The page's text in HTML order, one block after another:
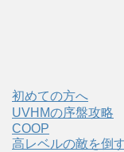
初めての方へ
UVHMの序盤攻略
COOP
高レベルの敵を倒